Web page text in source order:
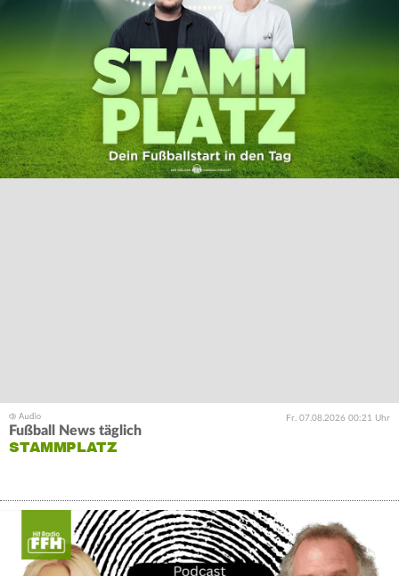
Fr. 07.08.2026 00:21 Uhr
Fußball News täglich
STAMMPLATZ